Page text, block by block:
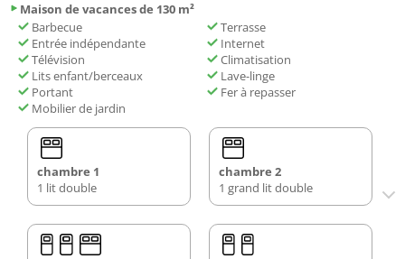
Maison de vacances de 130 m²
Barbecue
Terrasse
Entrée indépendante
Internet
Télévision
Climatisation
Lits enfant/berceaux
Lave-linge
Portant
Fer à repasser
Mobilier de jardin
chambre 1
1 lit double
chambre 2
1 grand lit double